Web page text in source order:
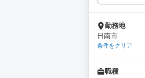
勤務地
日南市
条件をクリア
職種